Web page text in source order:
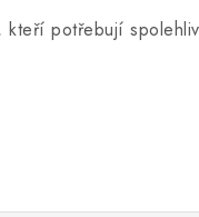
potřebují